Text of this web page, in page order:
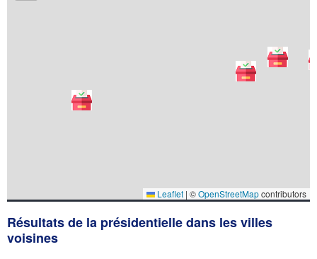
Leaflet | ©OpenStreetMapcontributors
Résultats de la présidentielle dans les villes
voisines